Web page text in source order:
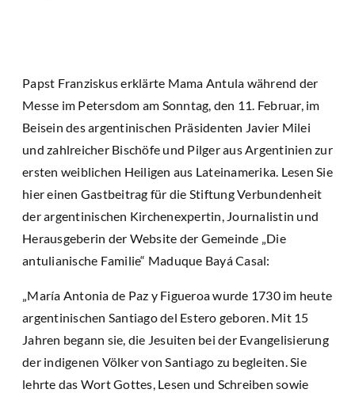
Papst Franziskus erklärte Mama Antula während der
Messe im Petersdom am Sonntag, den 11. Februar, im
Beisein des argentinischen Präsidenten Javier Milei
und zahlreicher Bischöfe und Pilger aus Argentinien zur
ersten weiblichen Heiligen aus Lateinamerika. Lesen Sie
hier einen Gastbeitrag für die Stiftung Verbundenheit
der argentinischen Kirchenexpertin, Journalistin und
Herausgeberin der Website der Gemeinde „Die
antulianische Familie“ Maduque Bayá Casal:
„María Antonia de Paz y Figueroa wurde 1730 im heute
argentinischen Santiago del Estero geboren. Mit 15
Jahren begann sie, die Jesuiten bei der Evangelisierung
der indigenen Völker von Santiago zu begleiten. Sie
lehrte das Wort Gottes, Lesen und Schreiben sowie